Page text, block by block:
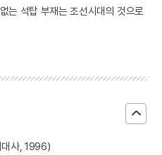
는 석탑 부재는 조선시대의 것으로
대사, 1996)